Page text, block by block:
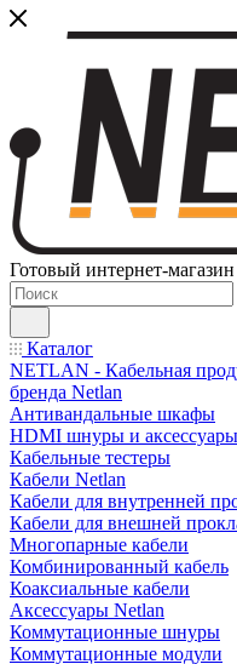
Готовый интернет-
Каталог
NETLAN - Кабельная
бренда Netlan
Антивандальные шкафы
HDMI шнуры и аксессуары
Кабельные тестеры
Кабели Netlan
Кабели для внутренней
Кабели для внешней
Многопарные кабели
Комбинированный кабель
Коаксиальные кабели
Аксессуары Netlan
Коммутационные шнуры
Коммутационные модули